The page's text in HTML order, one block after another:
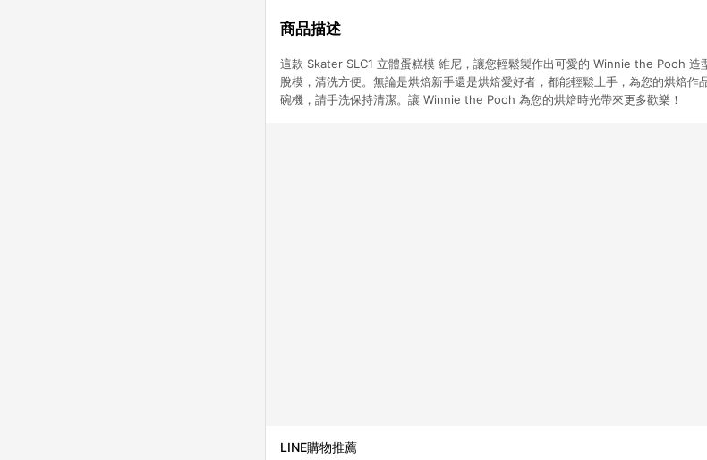
商品描述
這款 Skater SLC1 立體蛋糕模 維尼，讓您輕鬆製作出可愛的 Winnie the Pooh 造
脫模，清洗方便。無論是烘焙新手還是烘焙愛好者，都能輕鬆上手，為您的烘焙作
碗機，請手洗保持清潔。讓 Winnie the Pooh 為您的烘焙時光帶來更多歡樂！
LINE購物推薦